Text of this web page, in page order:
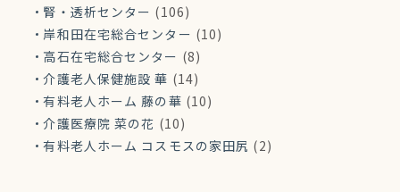
腎・透析センター (106)
岸和田在宅総合センター (10)
高石在宅総合センター (8)
介護老人保健施設 華 (14)
有料老人ホーム 藤の華 (10)
介護医療院 菜の花 (10)
有料老人ホーム コスモスの家田尻 (2)